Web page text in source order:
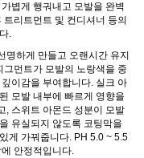
볍게 행궈내고 모발을 완벽
리트먼트 및 컨디셔너 등의
.
명하게 만들고 오랜시간 유지
먼트가 모발의 노랑색을 중
이감을 부여합니다. 실크 아
모발 내부에 빠르게 영향을
, 스위트 아몬드 성분이 모발
유실되지 않도록 코팅막을
게 가꿔줍니다. PH 5.0 ~ 5.5
안정적입니다.